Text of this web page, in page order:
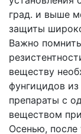
град. и выше
защиты
Важно
веществу
фунгицидов
препараты с
веществом
Осенью, после